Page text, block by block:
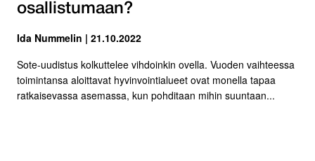
osallistumaan?
Ida Nummelin | 21.10.2022
Sote-uudistus kolkuttelee vihdoinkin ovella. Vuoden vaihteessa
toimintansa aloittavat hyvinvointialueet ovat monella tapaa
ratkaisevassa asemassa, kun pohditaan mihin suuntaan...